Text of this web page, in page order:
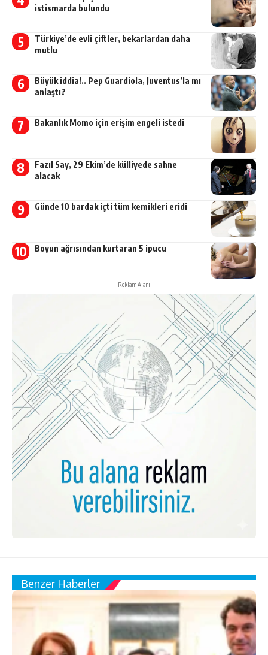
istismarda bulundu
Türkiye’de evli çiftler, bekarlardan daha
mutlu
Büyük iddia!.. Pep Guardiola, Juventus’la mı
anlaştı?
Bakanlık Momo için erişim engeli istedi
Fazıl Say, 29 Ekim’de külliyede sahne
alacak
Günde 10 bardak içti tüm kemikleri eridi
Boyun ağrısından kurtaran 5 ipucu
- Reklam Alanı -
Benzer Haberler